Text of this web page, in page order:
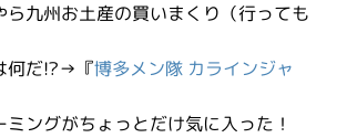
ら九州お土産の買いまくり（行っても
何だ!?→『博多メン隊 カラインジャ
ミングがちょっとだけ気に入った！